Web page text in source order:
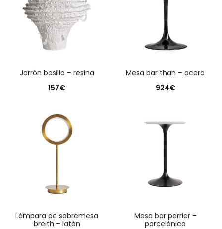
jarrón basilio – resina
157€
mesa bar than – acero
924€
lámpara de sobremesa
breith – latón
mesa bar perrier –
porcelánico